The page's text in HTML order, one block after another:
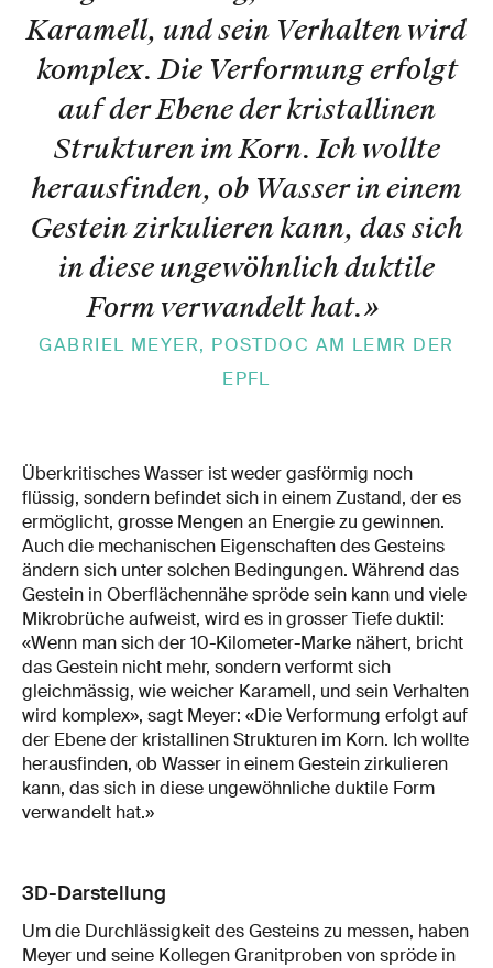
Karamell, und sein Verhalten wird
komplex. Die Verformung erfolgt
auf der Ebene der kristallinen
Strukturen im Korn. Ich wollte
herausfinden, ob Wasser in einem
Gestein zirkulieren kann, das sich
in diese ungewöhnlich duktile
Form verwandelt hat.»
GABRIEL MEYER, POSTDOC AM LEMR DER
EPFL
Überkritisches Wasser ist weder gasförmig noch
flüssig, sondern befindet sich in einem Zustand, der es
ermöglicht, grosse Mengen an Energie zu gewinnen.
Auch die mechanischen Eigenschaften des Gesteins
ändern sich unter solchen Bedingungen. Während das
Gestein in Oberflächennähe spröde sein kann und viele
Mikrobrüche aufweist, wird es in grosser Tiefe duktil:
«Wenn man sich der 10-Kilometer-Marke nähert, bricht
das Gestein nicht mehr, sondern verformt sich
gleichmässig, wie weicher Karamell, und sein Verhalten
wird komplex», sagt Meyer: «Die Verformung erfolgt auf
der Ebene der kristallinen Strukturen im Korn. Ich wollte
herausfinden, ob Wasser in einem Gestein zirkulieren
kann, das sich in diese ungewöhnliche duktile Form
verwandelt hat.»
3D-Darstellung
Um die Durchlässigkeit des Gesteins zu messen, haben
Meyer und seine Kollegen Granitproben von spröde in